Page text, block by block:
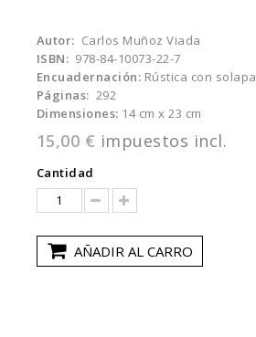
Autor: Carlos Muñoz Viada
ISBN: 978-84-10073-22-7
Encuadernación: Rústica con
Páginas: 292
Dimensiones: 14 cm x 23 cm
15,00 € impuestos incl.
Cantidad
AÑADIR AL CARRO